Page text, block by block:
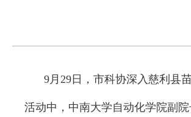
9月29日，市科协深入慈利县
活动中，中南大学自动化学院副院